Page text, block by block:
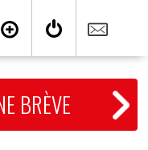
BRÈVE